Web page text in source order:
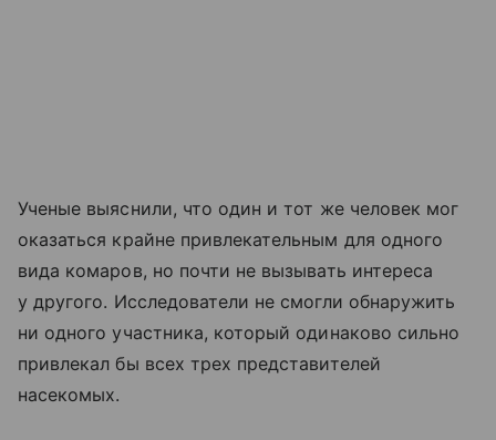
Ученые выяснили, что один и тот же человек мог
оказаться крайне привлекательным для одного
вида комаров, но почти не вызывать интереса
у другого. Исследователи не смогли обнаружить
ни одного участника, который одинаково сильно
привлекал бы всех трех представителей
насекомых.